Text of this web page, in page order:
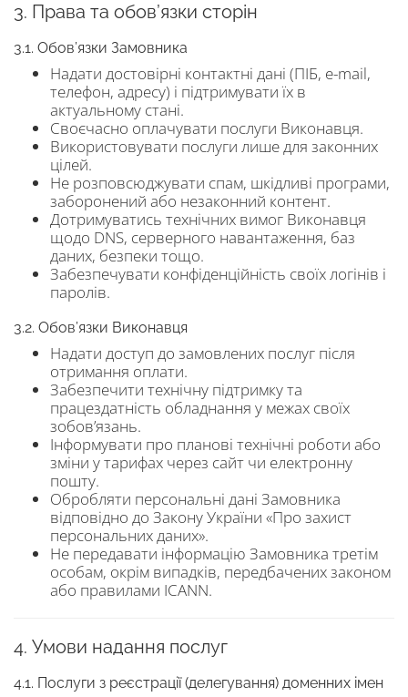
3. Права та обов’язки сторін
3.1. Обов’язки Замовника
Надати достовірні контактні дані (ПІБ, e-mail,
телефон, адресу) і підтримувати їх в
актуальному стані.
Своєчасно оплачувати послуги Виконавця.
Використовувати послуги лише для законних
цілей.
Не розповсюджувати спам, шкідливі програми,
заборонений або незаконний контент.
Дотримуватись технічних вимог Виконавця
щодо DNS, серверного навантаження, баз
даних, безпеки тощо.
Забезпечувати конфіденційність своїх логінів і
паролів.
3.2. Обов’язки Виконавця
Надати доступ до замовлених послуг після
отримання оплати.
Забезпечити технічну підтримку та
працездатність обладнання у межах своїх
зобов’язань.
Інформувати про планові технічні роботи або
зміни у тарифах через сайт чи електронну
пошту.
Обробляти персональні дані Замовника
відповідно до Закону України «Про захист
персональних даних».
Не передавати інформацію Замовника третім
особам, окрім випадків, передбачених законом
або правилами ICANN.
4. Умови надання послуг
4.1. Послуги з реєстрації (делегування) доменних імен